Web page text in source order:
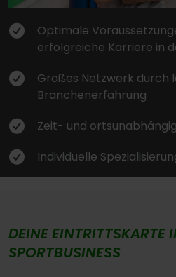
Optimale
erfolgreiche Karriere in
Großes Netzwerk durch
Branchenerfahrung
Zeit- und
Individuelle
DEINE EINTRITTSKARTE
SPORTBUSINESS